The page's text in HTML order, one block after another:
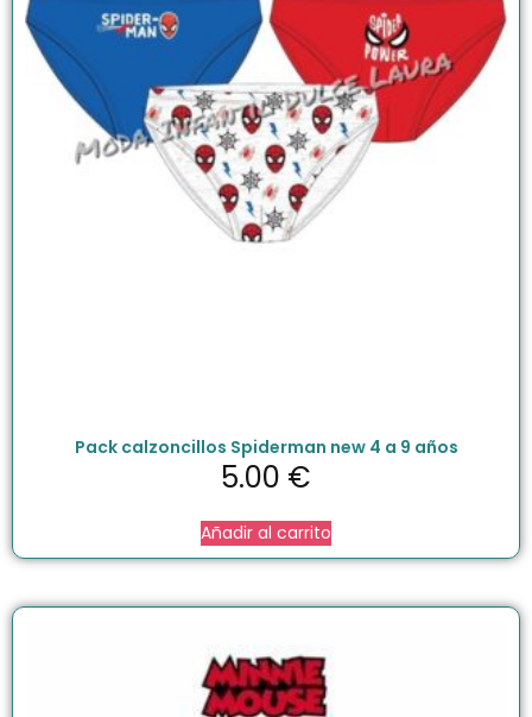
Pack calzoncillos Spiderman new 4 a 9 años
5.00 €
Añadir al carrito